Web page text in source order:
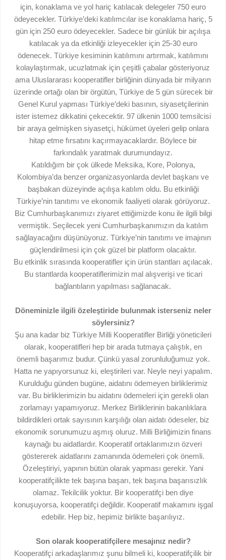
için, konaklama ve yol hariç katılacak delegeler 750 euro
ödeyecekler. Türkiye’deki katılımcılar ise konaklama hariç, 5
gün için 250 euro ödeyecekler. Sadece bir günlük bir açılışa
katılacak ya da etkinliği izleyecekler için 25-30 euro
ödenecek. Türkiye kesiminin katılımını artırmak, katılımını
kolaylaştırmak, ucuzlatmak için çeşitli çabalar gösteriyoruz
ama Uluslararası kooperatifler birliğinin dünyada bir milyarın
üzerinde ortağı olan bir örgütün, Türkiye de 5 gün sürecek bir
Genel Kurul yapması Türkiye’deki basının, siyasetçilerinin
ister istemez dikkatini çekecektir. 97 ülkenin 1000 temsilcisi
bir araya gelmişken siyasetçi, hükümet üyeleri gelip onlara
hitap etme fırsatını kaçırmayacaklardır. Böylece bir
farkındalık yaratmak durumundayız.
Katıldığım bir çok ülkede Meksika, Kore, Polonya,
Kolombiya’da benzer organizasyonlarda devlet başkanı ve
başbakan düzeyinde açılışa katılım oldu. Bu etkinliği
Türkiye’nin tanıtımı ve ekonomik faaliyeti olarak görüyoruz.
Biz Cumhurbaşkanımızı ziyaret ettiğimizde konu ile ilgili bilgi
vermiştik. Seçilecek yeni Cumhurbaşkanımızın da katılım
sağlayacağını düşünüyoruz. Türkiye’nin tanıtımı ve imajının
güçlendirilmesi için çok güzel bir platform olacaktır.
Bu etkinlik sırasında kooperatifler için ürün stantları açılacak.
Bu stantlarda kooperatiflerimizin mal alışverişi ve ticari
bağlantıların yapılması sağlanacak.
Döneminizle ilgili özeleştiride bulunmak isterseniz neler
söylersiniz?
Şu ana kadar biz Türkiye Milli Kooperatifler Birliği yöneticileri
olarak, kooperatifleri hep bir arada tutmaya çalıştık, en
önemli başarımız budur. Çünkü yasal zorunluluğumuz yok.
Hatta ne yapıyorsunuz ki, eleştirileri var. Neyle neyi yapalım.
Kurulduğu günden bugüne, aidatını ödemeyen birliklerimiz
var. Bu birliklerimizin bu aidatını ödemeleri için gerekli olan
zorlamayı yapamıyoruz. Merkez Birliklerinin bakanlıklara
bildirdikleri ortak sayısının karşılığı olan aidatı ödeseler, biz
ekonomik sorunumuzu aşmış oluruz. Milli Birliğimizin finans
kaynağı bu aidatlardır. Kooperatif ortaklarımızın özveri
göstererek aidatlarını zamanında ödemeleri çok önemli.
Özeleştiriyi, yapının bütün olarak yapması gerekir. Yani
kooperatifçilikte tek başına başarı, tek başına başarısızlık
olamaz. Tekilcilik yoktur. Bir kooperatifçi ben diye
konuşuyorsa, kooperatifçi değildir. Kooperatif makamını işgal
edebilir. Hep biz, hepimiz birlikte başarılıyız.
Son olarak kooperatifçilere mesajınız nedir?
Kooperatifçi arkadaşlarımız şunu bilmeli ki, kooperatifçilik bir